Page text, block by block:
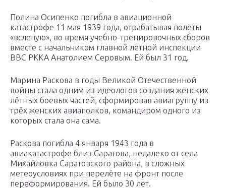
Полина Осипенко погибла в авиационной
катастрофе 11 мая 1939 года, отрабатывая полёты
«вслепую», во время учебно-тренировочных сборов
вместе с начальником главной лётной инспекции
ВВС РККА Анатолием Серовым. Ей был 31 год.
Марина Раскова в годы Великой Отечественной
войны стала одним из идеологов создания женских
лётных боевых частей, сформировав авиагруппу из
трёх женских авиаполков, командиром одного из
которых стала она сама.
Раскова погибла 4 января 1943 года в
авиакатастрофе близ Саратова, недалеко от села
Михайловка Саратовского района, в сложных
метеоусловиях при перелёте на фронт после
переформирования. Ей было 30 лет.